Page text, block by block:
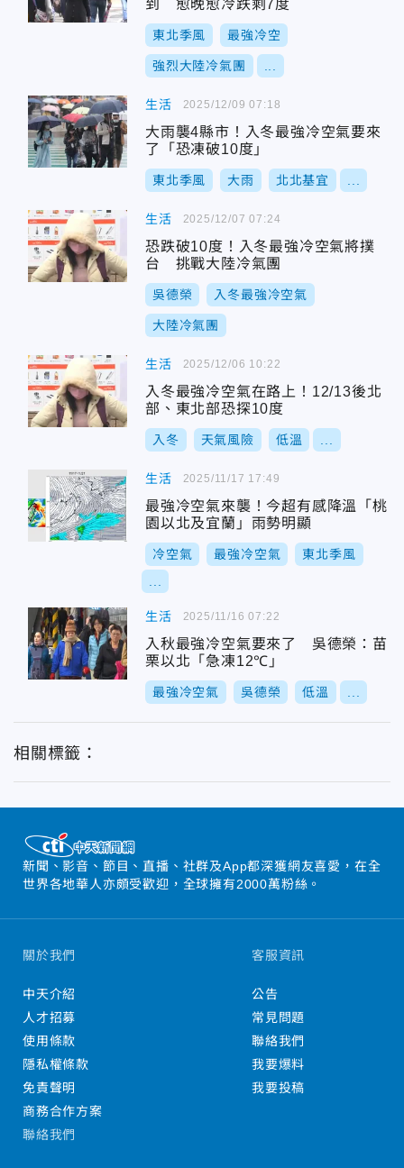
到 愈晚愈冷跌剩7度
東北季風 最強冷空
強烈大陸冷氣團
生活
大雨襲4縣市！入冬最強冷空氣要來
了「恐凍破10度」
東北季風 大雨 北北基宜
2025/12/09 07:18
生活
恐跌破10度！入冬最強冷空氣將撲
台 挑戰大陸冷氣團
吳德榮 入冬最強冷空氣
大陸冷氣團
2025/12/07 07:24
生活
入冬最強冷空氣在路上！12/13後北
部、東北部恐探10度
入冬 天氣風險 低溫
2025/12/06 10:22
生活
最強冷空氣來襲！今超有感降溫「桃
園以北及宜蘭」雨勢明顯
冷空氣 最強冷空氣 東北季風
2025/11/17 17:49
生活
入秋最強冷空氣要來了 吳德榮：苗
栗以北「急凍12℃」
最強冷空氣 吳德榮 低溫
2025/11/16 07:22
相關標籤：
新聞、影音、節目、直播、社群及App都深獲網友喜愛，在全
世界各地華人亦頗受歡迎，全球擁有2000萬粉絲。
關於我們
中天介紹
人才招募
使用條款
隱私權條款
免責聲明
商務合作方案
客服資訊
公告
常見問題
聯絡我們
我要爆料
我要投稿
聯絡我們